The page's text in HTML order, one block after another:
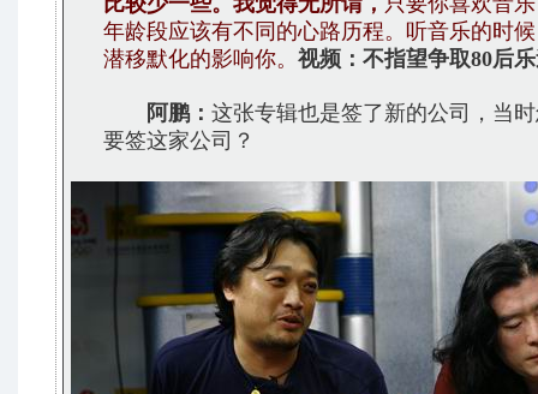
年龄段应该有不同的心路历程。听音乐的时
潜移默化的影响你。 视频：不指望争取80后
阿鹏： 这张专辑也是签了新的公司，当
要签这家公司？